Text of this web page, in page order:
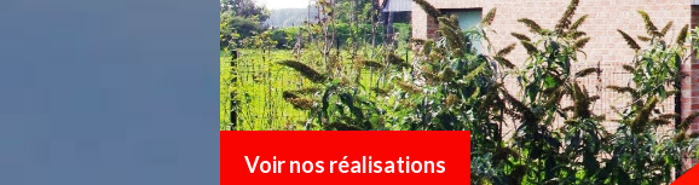
Voir nos réalisations